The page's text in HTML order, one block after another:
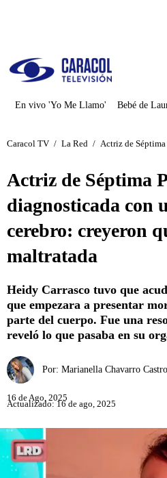
En vivo 'Yo Me Llamo' Bebé de
Caracol TV / La Red / Actriz de
Actriz de Séptima
diagnosticada con
cerebro: creyeron
maltratada
Heidy Carrasco tuvo que
que empezara a presentar
parte del cuerpo. Fue una
reveló lo que pasaba en su
Por: Marianella Chavarro Castro
16 de Ago, 2025
Actualizado: 16 de ago, 2025